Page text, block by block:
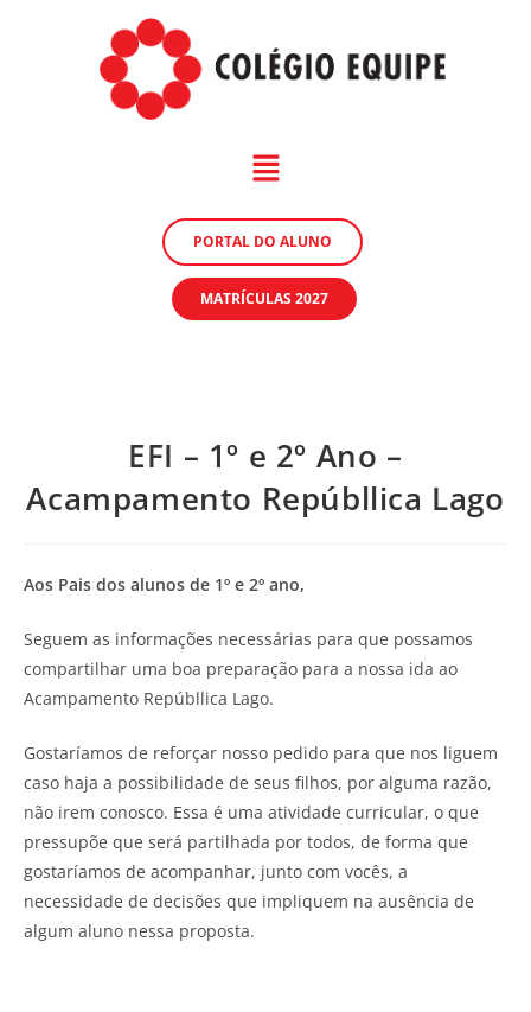
PORTAL DO ALUNO
MATRÍCULAS 2027
EFI – 1º e 2º Ano –
Acampamento Repúbllica Lago
Aos Pais dos alunos de 1º e 2º ano,
Seguem as informações necessárias para que possamos
compartilhar uma boa preparação para a nossa ida ao
Acampamento Repúbllica Lago.
Gostaríamos de reforçar nosso pedido para que nos liguem
caso haja a possibilidade de seus filhos, por alguma razão,
não irem conosco. Essa é uma atividade curricular, o que
pressupõe que será partilhada por todos, de forma que
gostaríamos de acompanhar, junto com vocês, a
necessidade de decisões que impliquem na ausência de
algum aluno nessa proposta.